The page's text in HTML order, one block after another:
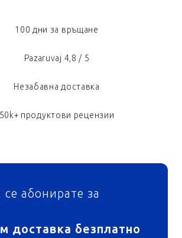
100 дни за връщане
Pazaruvaj 4,8 / 5
Незабавна доставка
50k+ продуктови рецензии
абонирате за
доставка безплатно